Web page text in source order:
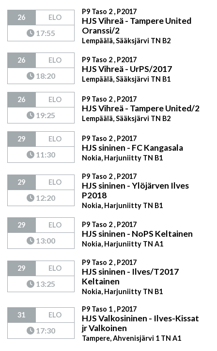
26 ELO
17:55
P9 Taso 2 , P2017
HJS Vihreä - Tampere United
Oranssi/2
Lempäälä, Sääksjärvi TN B2
26 ELO
18:20
P9 Taso 2 , P2017
HJS Vihreä - UrPS/2017
Lempäälä, Sääksjärvi TN B1
26 ELO
19:25
P9 Taso 2 , P2017
HJS Vihreä - Tampere United/2
Lempäälä, Sääksjärvi TN B2
29 ELO
11:30
P9 Taso 2 , P2017
HJS sininen - FC Kangasala
Nokia, Harjuniitty TN B1
29 ELO
12:20
P9 Taso 2 , P2017
HJS sininen - Ylöjärven Ilves
P2018
Nokia, Harjuniitty TN B1
29 ELO
13:00
P9 Taso 2 , P2017
HJS sininen - NoPS Keltainen
Nokia, Harjuniitty TN A1
29 ELO
13:25
P9 Taso 2 , P2017
HJS sininen - Ilves/T2017
Keltainen
Nokia, Harjuniitty TN B1
31 ELO
17:30
P9 Taso 1 , P2017
HJS Valkosininen - Ilves-Kissat
jr Valkoinen
Tampere, Ahvenisjärvi 1 TN A1